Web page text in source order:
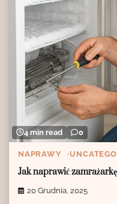
4 min read 0
NAPRAWY
Jak naprawić
20 Grudnia, 2025